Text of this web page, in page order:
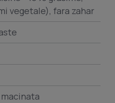
vegetale), fara zahar